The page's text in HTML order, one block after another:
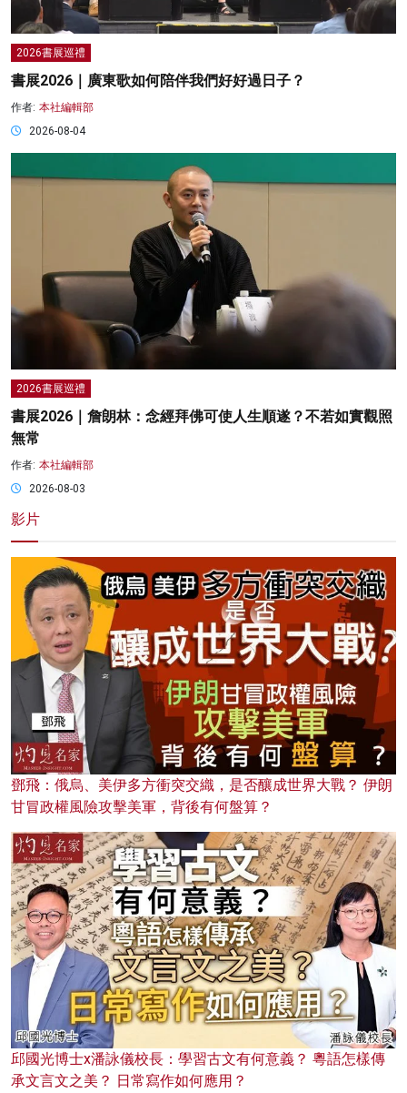
2026書展巡禮
書展2026｜廣東歌如何陪伴我們好好過日子？
作者: 本社編輯部
2026-08-04
2026書展巡禮
書展2026｜詹朗林：念經拜佛可使人生順遂？不若如實觀照
無常
作者: 本社編輯部
2026-08-03
影片
鄧飛：俄烏、美伊多方衝突交織，是否釀成世界大戰？ 伊朗
甘冒政權風險攻擊美軍，背後有何盤算？
邱國光博士x潘詠儀校長：學習古文有何意義？ 粵語怎樣傳
承文言文之美？ 日常寫作如何應用？